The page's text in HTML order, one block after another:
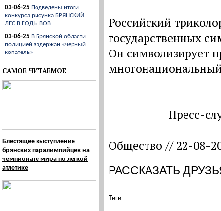
03-06-25 Подведены итоги
конкурса рисунка БРЯНСКИЙ
ЛЕС В ГОДЫ ВОВ
03-06-25 В Брянской области
полицией задержан «черный
копатель»
САМОЕ ЧИТАЕМОЕ
Блестящее выступление
брянских паралимпийцев на
чемпионате мира по легкой
атлетике
Российский
государственных
Он символизирует
Пресс-
Общество // 22-08-
РАССКАЗАТЬ
Теги: